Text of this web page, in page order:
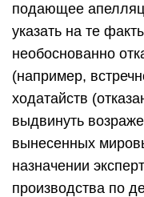
подающее
указать на те
необоснованно
(например,
ходатайств
выдвинуть
вынесенных
назначении
производства по